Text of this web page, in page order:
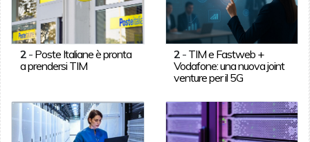
2- Poste Italiane è pronta
a prendersi TIM
2 - TIM e Fastweb +
Vodafone: una nuova joint
venture per il 5G